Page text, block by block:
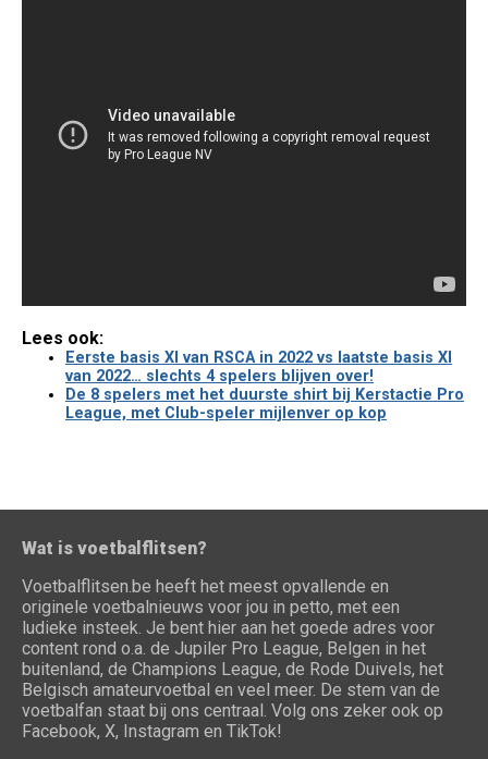
Lees ook:
Eerste basis XI van RSCA in 2022 vs laatste basis XI
van 2022… slechts 4 spelers blijven over!
De 8 spelers met het duurste shirt bij Kerstactie Pro
League, met Club-speler mijlenver op kop
Wat is voetbalflitsen?
Voetbalflitsen.be heeft het meest opvallende en
originele voetbalnieuws voor jou in petto, met een
ludieke insteek. Je bent hier aan het goede adres voor
content rond o.a. de Jupiler Pro League, Belgen in het
buitenland, de Champions League, de Rode Duivels, het
Belgisch amateurvoetbal en veel meer. De stem van de
voetbalfan staat bij ons centraal. Volg ons zeker ook op
Facebook, X, Instagram en TikTok!